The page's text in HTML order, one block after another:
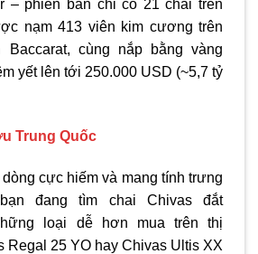
– phiên bản chỉ có 21 chai trên
nạm 413 viên kim cương trên
cùng nắp bằng vàng
yết lên tới 250.000 USD (~5,7 tỷ
Trung Quốc
cực hiếm và mang tính trưng
đang tìm chai Chivas đắt
loại dễ hơn mua trên thị
Regal 25 YO hay Chivas Ultis XX